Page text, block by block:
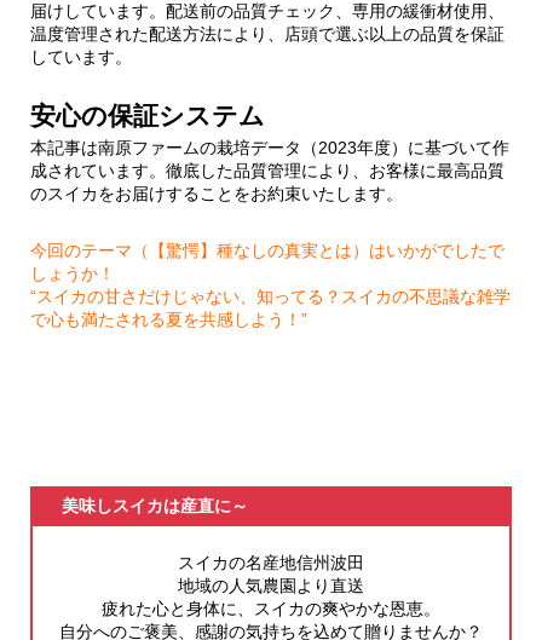
届けしています。配送前の品質チェック、専用の緩衝材使用、
温度管理された配送方法により、店頭で選ぶ以上の品質を保証
しています。
安心の保証システム
本記事は南原ファームの栽培データ（2023年度）に基づいて作
成されています。徹底した品質管理により、お客様に最高品質
のスイカをお届けすることをお約束いたします。
今回のテーマ（【驚愕】種なしの真実とは）はいかがでしたで
しょうか！
“スイカの甘さだけじゃない、知ってる？スイカの不思議な雑学
で心も満たされる夏を共感しよう！”
美味しスイカは産直に～
スイカの名産地信州波田
地域の人気農園より直送
疲れた心と身体に、スイカの爽やかな恩恵。
自分へのご褒美、感謝の気持ちを込めて贈りませんか？